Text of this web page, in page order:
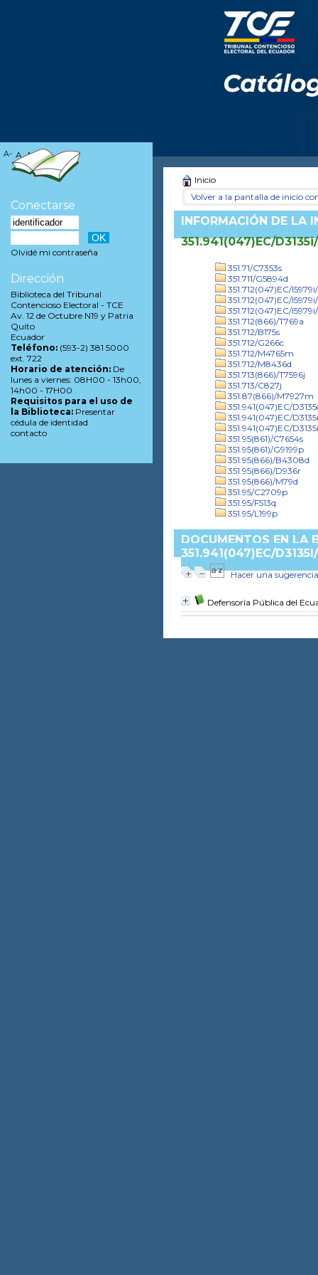
Inicio
Volver a la pantalla de inicio
INFORMACIÓN DE LA
351.941(047)EC/
351.71/C7353s
351.711/G5894d
351.712(047)EC/
351.712(047)EC/
351.712(047)EC/
351.712(866)/T769a
351.712/B175s
351.712/G266c
351.712/M4765m
351.712/M8436d
351.713(866)/T7596j
351.713/C827j
351.87(866)/M7927m
351.941(047)EC/
351.941(047)EC/
351.941(047)EC/
351.95(861)/C7654s
351.95(861)/G9199p
351.95(866)/B4308d
351.95(866)/D936r
351.95(866)/M79d
351.95/C2709p
351.95/F513q
351.95/L199p
DOCUMENTOS EN LA
351.941(047)EC/
Hacer una sugerencia
Defensoría Pública del
A- A A+
Conectarse
Olvidé mi contraseña
Dirección
Biblioteca del Tribunal
Contencioso Electoral - TCE
Av. 12 de Octubre N19 y Patria
Quito
Ecuador
Teléfono: (593-2) 381 5000
ext. 722
Horario de atención: De
lunes a viernes: 08H00 - 13h00,
14h00 - 17H00
Requisitos para el uso de
la Biblioteca: Presentar
cédula de identidad
contacto